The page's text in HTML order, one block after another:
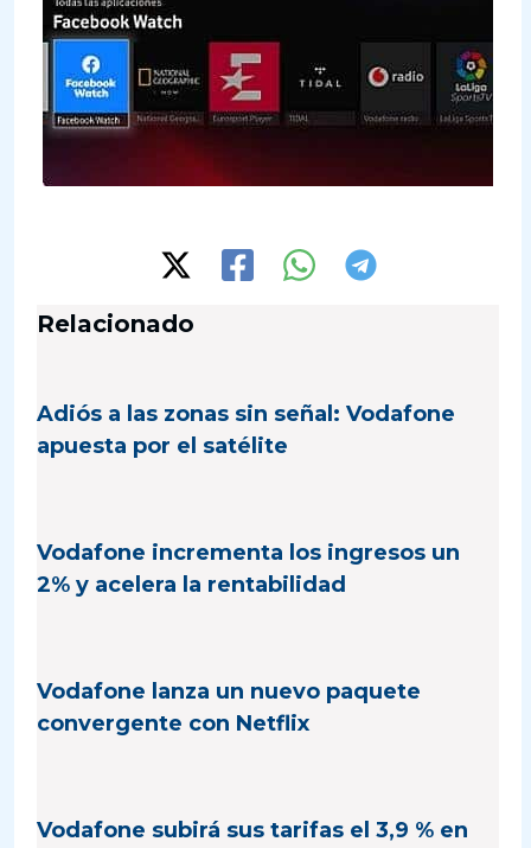
Relacionado
Adiós a las zonas sin señal: Vodafone
apuesta por el satélite
Vodafone incrementa los ingresos un
2% y acelera la rentabilidad
Vodafone lanza un nuevo paquete
convergente con Netflix
Vodafone subirá sus tarifas el 3,9 % en